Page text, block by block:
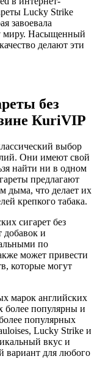
Lucky Strike
завоевала
миру. Насыщенный
делают эти
без
КuriVIP
выбор
Они имеют свой
найти ни в одном
предлагают
дыма, что делает их
крепкого табака.
сигарет без
добавок и
по
может привести
которые могут
марок английских
более популярны и
популярных
Lucky Strike и
вкус и
вариант для любого